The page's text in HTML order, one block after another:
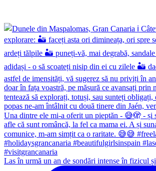
Las în urmă un an de sondări intense în fizicul și